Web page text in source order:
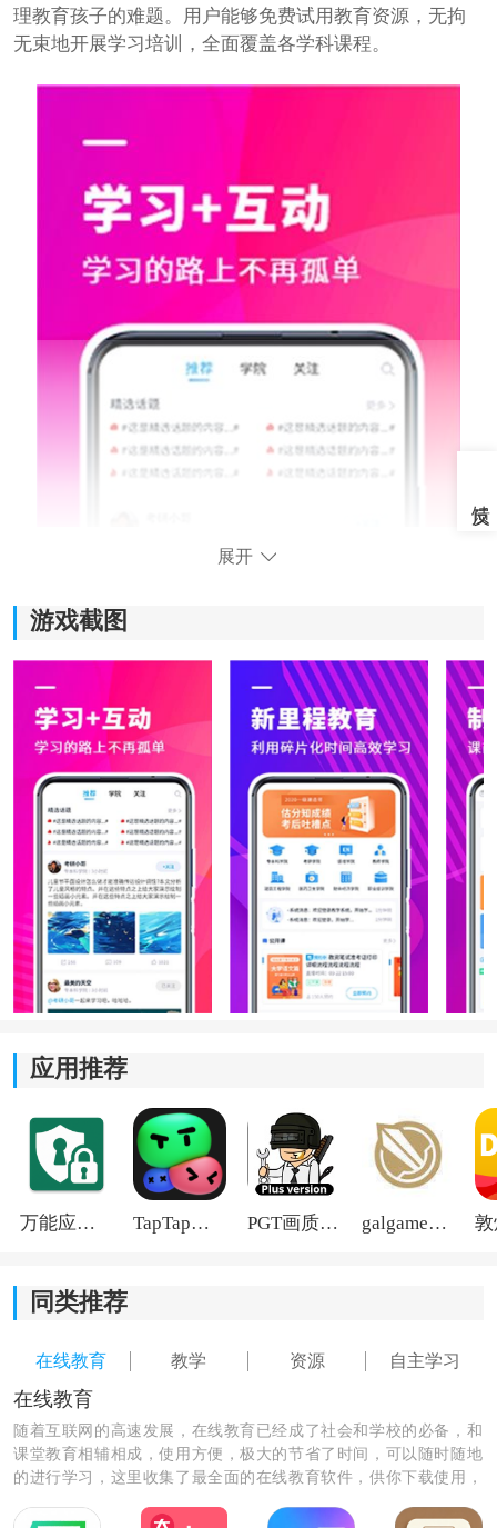
理教育孩子的难题。用户能够免费试用教育资源，无拘
无束地开展学习培训，全面覆盖各学科课程。
《新里程教育网校》软件特色：
1)新里程教育网校提供公开课程和VIP课程，学生可以根
据自己的兴趣和需求选择适合自己的课程。
2)学生可以根据个人的时间安排自己的学习计划，不受固
3)软件支持碎片化学习，学生可以利用零碎的时间进行学
习，提高学习效率。
4)通过提供高质量的教学资源，新里程教育网校帮助学生
快速提升各方面的能力，实现个人的职业发展目标。
展开
游戏截图
应用推荐
万能应用隐藏 TapTap国际版2026 PGT画质助手旧版 galgame游戏盒子2026
同类推荐
在线教育 教学 资源 自主学习
在线教育
随着互联网的高速发展，在线教育已经成了社会和学校的必备，和
课堂教育相辅相成，使用方便，极大的节省了时间，可以随时随地
的进行学习，这里收集了最全面的在线教育软件，供你下载使用，